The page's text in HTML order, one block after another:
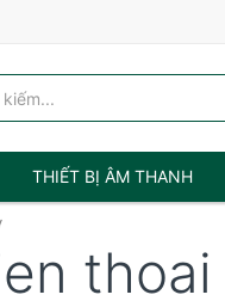
THIẾT BỊ ÂM THANH